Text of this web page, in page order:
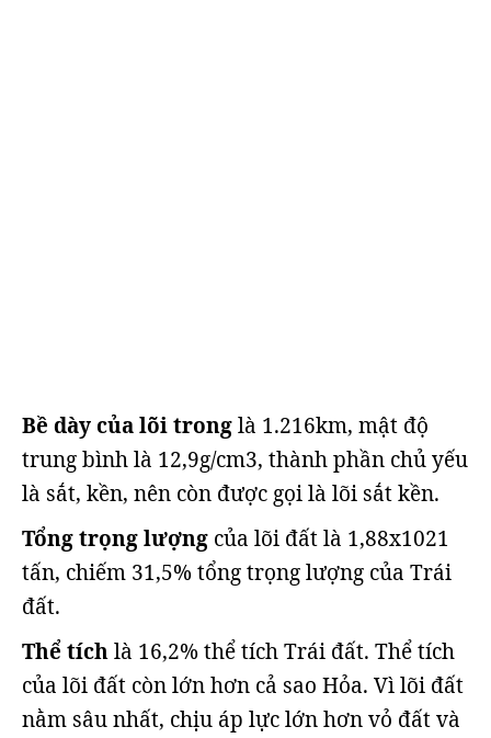
Bề dày của lõi tronglà 1.216km, mật độ
trung bình là 12,9g/cm3, thành phần chủ yếu
là sắt, kền, nên còn được gọi là lõi sắt kền.
Tổng trọng lượng của lõi đất là 1,88x1021
tấn, chiếm 31,5% tổng trọng lượng của Trái
đất.
Thể tíchlà 16,2% thể tích Trái đất. Thể tích
của lõi đất còn lớn hơn cả sao Hỏa. Vì lõi đất
nằm sâu nhất, chịu áp lực lớn hơn vỏ đất và